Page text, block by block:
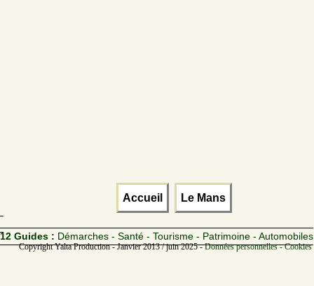
Accueil Le Mans
12 Guides : Démarches - Santé - Tourisme - Patrimoine - Automobiles
Copyright Yalta Production - Janvier 2013 / juin 2025 -Données personnelles -